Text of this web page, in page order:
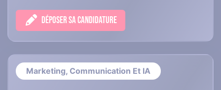
DÉPOSER SA CANDIDATURE
Marketing, Communication Et IA